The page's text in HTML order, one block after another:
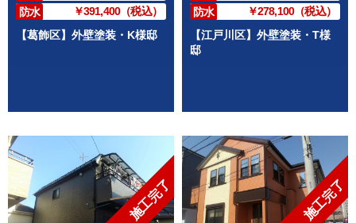
防水
￥391,400（税込）
【葛飾区】外壁塗装・K様邸
防水
￥278,100（税込）
【江戸川区】外壁塗装・T様
邸
施工完了 施工完了